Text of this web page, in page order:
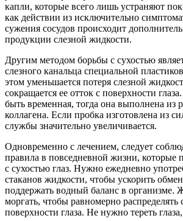
капли, которые всего лишь устраняют
как действии из исключительно
сужения сосудов происходит
продукции слезной жидкости.
Другим методом борьбы с сухостью
слезного канальца специальной
этом уменьшается потеря слезной
сокращается ее отток с поверхности
быть временная, тогда она выполнена из
коллагена. Если пробка изготовлена из
службы значительно увеличивается.
Одновременно с лечением, следует
правила в повседневной жизни, которые
с сухостью глаз. Нужно ежедневно
стаканов жидкости, чтобы ускорить
поддержать водный баланс в организме.
моргать, чтобы равномерно распределять
поверхности глаза. Не нужно тереть